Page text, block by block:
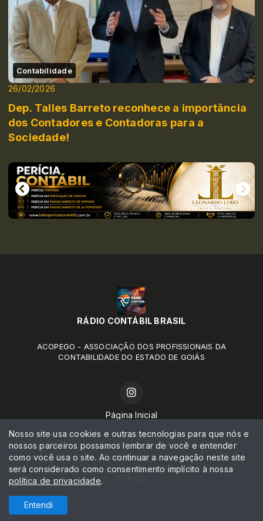
Contabilidade
26/02/2026
Dep. Talles Barreto reconhece a importância
dos Contadores e Contadoras para a
Sociedade!
RÁDIO CONTÁBIL BRASIL
ACOPEGO - ASSOCIAÇÃO DOS PROFISSIONAIS DA
CONTABILIDADE DO ESTADO DE GOIÁS
Página Inicial
Vídeos
Notícias
Nosso site usa cookies e outras tecnologias para que nós e
nossos parceiros possamos lembrar de você e entender
como você usa o site. Ao continuar a navegação neste site
será considerado como consentimento implícito à nossa
política de privacidade.
Entendi